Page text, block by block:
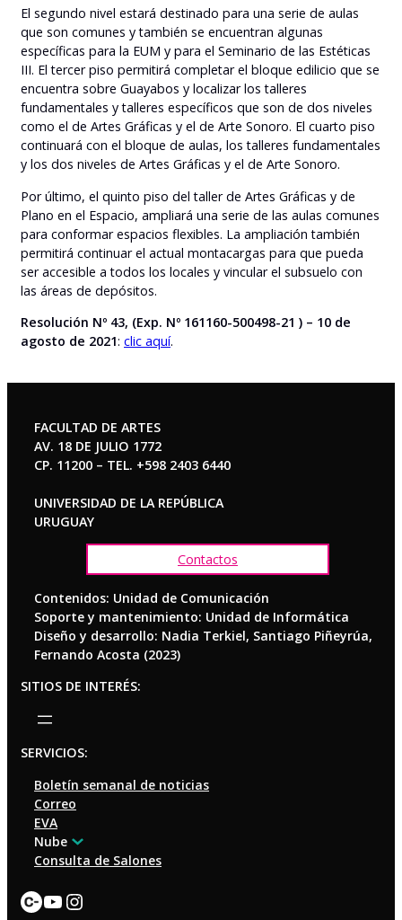
El segundo nivel estará destinado para una serie de aulas
que son comunes y también se encuentran algunas
específicas para la EUM y para el Seminario de las Estéticas
III. El tercer piso permitirá completar el bloque edilicio que se
encuentra sobre Guayabos y localizar los talleres
fundamentales y talleres específicos que son de dos niveles
como el de Artes Gráficas y el de Arte Sonoro. El cuarto piso
continuará con el bloque de aulas, los talleres fundamentales
y los dos niveles de Artes Gráficas y el de Arte Sonoro.
Por último, el quinto piso del taller de Artes Gráficas y de
Plano en el Espacio, ampliará una serie de las aulas comunes
para conformar espacios flexibles. La ampliación también
permitirá continuar el actual montacargas para que pueda
ser accesible a todos los locales y vincular el subsuelo con
las áreas de depósitos.
Resolución Nº 43, (Exp. Nº 161160-500498-21 ) – 10 de
agosto de 2021: clic aquí.
FACULTAD DE ARTES
AV. 18 DE JULIO 1772
CP. 11200 – TEL. +598 2403 6440
UNIVERSIDAD DE LA REPÚBLICA
URUGUAY
Contactos
Contenidos: Unidad de Comunicación
Soporte y mantenimiento: Unidad de Informática
Diseño y desarrollo: Nadia Terkiel, Santiago Piñeyrúa,
Fernando Acosta (2023)
SITIOS DE INTERÉS:
SERVICIOS:
Boletín semanal de noticias
Correo
EVA
Nube
Consulta de Salones
Enlace
YouTube
Instagram